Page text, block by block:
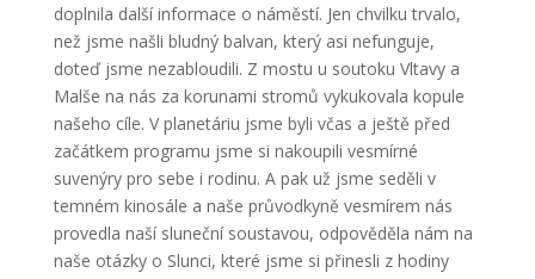
doplnila další informace o náměstí. Jen chvilku trvalo,
než jsme našli bludný balvan, který asi nefunguje,
doteď jsme nezabloudili. Z mostu u soutoku Vltavy a
Malše na nás za korunami stromů vykukovala kopule
našeho cíle. V planetáriu jsme byli včas a ještě před
začátkem programu jsme si nakoupili vesmírné
suvenýry pro sebe i rodinu. A pak už jsme seděli v
temném kinosále a naše průvodkyně vesmírem nás
provedla naší sluneční soustavou, odpověděla nám na
naše otázky o Slunci, které jsme si přinesli z hodiny